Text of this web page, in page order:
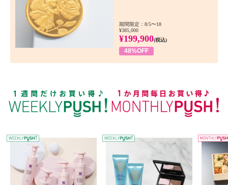
期間限定：8/5〜18
¥385,000
¥199,900(税込)
48%OFF
WEEKLY PUSH